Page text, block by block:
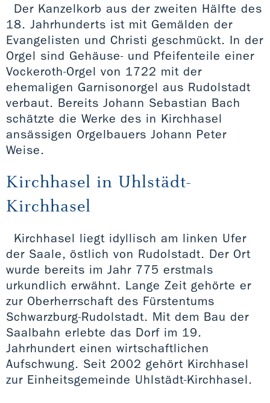
Der Kanzelkorb aus der zweiten Hälfte des
18. Jahrhunderts ist mit Gemälden der
Evangelisten und Christi geschmückt. In der
Orgel sind Gehäuse- und Pfeifenteile einer
Vockeroth-Orgel von 1722 mit der
ehemaligen Garnisonorgel aus Rudolstadt
verbaut. Bereits Johann Sebastian Bach
schätzte die Werke des in Kirchhasel
ansässigen Orgelbauers Johann Peter
Weise.
Kirchhasel in Uhlstädt-
Kirchhasel
Kirchhasel liegt idyllisch am linken Ufer
der Saale, östlich von Rudolstadt. Der Ort
wurde bereits im Jahr 775 erstmals
urkundlich erwähnt. Lange Zeit gehörte er
zur Oberherrschaft des Fürstentums
Schwarzburg-Rudolstadt. Mit dem Bau der
Saalbahn erlebte das Dorf im 19.
Jahrhundert einen wirtschaftlichen
Aufschwung. Seit 2002 gehört Kirchhasel
zur Einheitsgemeinde Uhlstädt-Kirchhasel.